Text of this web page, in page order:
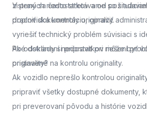
zistených nedostatkov a od
pracoviska kontroly originality.
V praxi sa často stretávame so
doplniť dokumentáciu, opraviť
vyriešiť technický problém súvisiaci s
Po odstránení nedostatkov môže byť
pristavené na kontrolu originality.
Aké doklady si pripraviť pri riešení
originality?
Ak vozidlo neprešlo kontrolou
pripraviť všetky dostupné dokumenty,
pri preverovaní pôvodu a histórie